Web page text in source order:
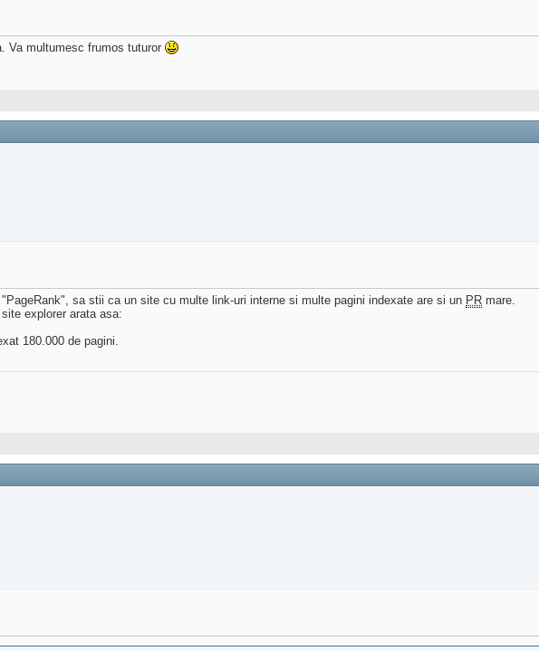
Va multumesc frumos tuturor
sa stii ca un site cu multe link-uri interne si multe pagini indexate are si un PR mare.
explorer arata asa:
180.000 de pagini.